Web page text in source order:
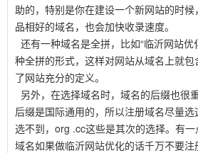
助的，特别是你在建设一个新网站的时候
品相好的域名，也会加快收录速度。
还有一种域名是全拼，比如“临沂网站优
种全拼的形式，这样对网站从域名上就
了网站充分的定义。
另外，在选择域名时，域名的后缀也很
后缀是国际通用的，所以注册域名尽量
选不到，org .cc这些是其次的选择。有
域名如果做临沂网站优化的话千万不要